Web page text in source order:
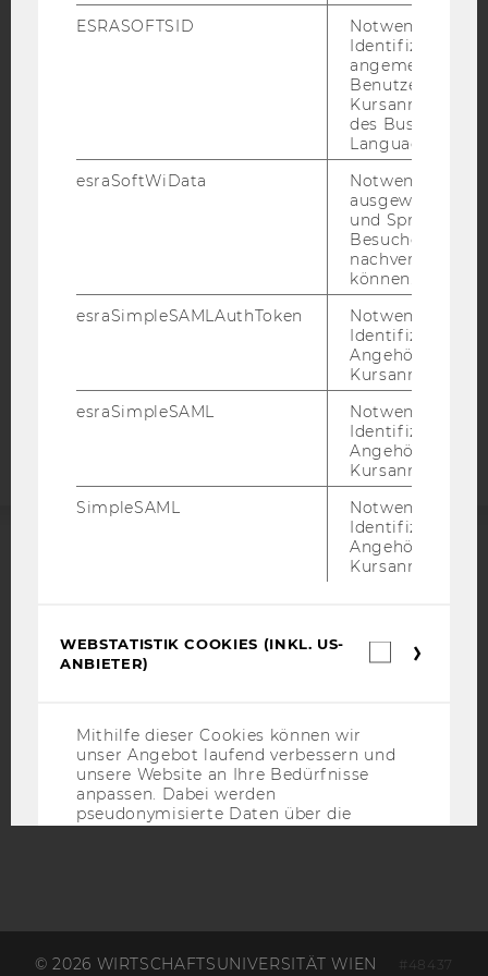
Bluesky
BARRIEREFREIHEITSERKLÄRUNG WEBSEITE
DATENSCHUTZERKLÄRUNG
DATENSCHUTZERKLÄRUNG SOCIAL MEDIA
DATENSCHUTZERKLÄRUNG
STUDIENBEWERBER*INNEN UND STUDIERENDE
Barrierefreiheitserklärung
Webseite
AMBA
© 2026 WIRTSCHAFTSUNIVERSITÄT WIEN #48437
ESRASOFTSID
Notwendig zur
Identifizierung
angemeldeten
Benutzers im
des Business
Language
esraSoftWiData
Notwendig um
ausgewählte
und
Besuchers
nachverfolgen
können.
esraSimpleSAMLAuthToken
Notwendig zur
Identifizierung
Angehörige/r für
Kursanmeldung.
esraSimpleSAML
Notwendig zur
Identifizierung
Angehörige/r für
Kursanmeldung.
SimpleSAML
Notwendig zur
Identifizierung
Angehörige/r für
Kursanmeldung.
WEBSTATISTIK COOKIES (INKL. US-
ANBIETER)
Mithilfe dieser Cookies können wir
unser Angebot laufend verbessern und
unsere Website an Ihre Bedürfnisse
anpassen. Dabei werden
pseudonymisierte Daten über die